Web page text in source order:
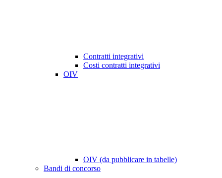
Contratti integrativi
Costi contratti integrativi
OIV
OIV (da pubblicare in tabelle)
Bandi di concorso